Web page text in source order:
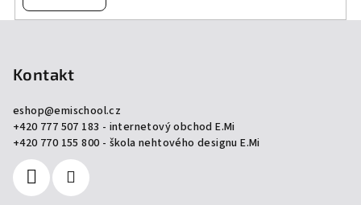
Kontakt
eshop@emischool.cz
+420 777 507 183 - internetový obchod E.Mi
+420 770 155 800 - škola nehtového designu E.Mi